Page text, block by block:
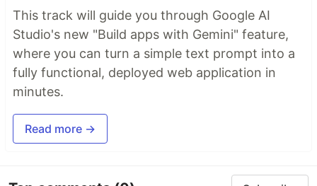
This track will guide you through Google AI
Studio's new "Build apps with Gemini" feature,
where you can turn a simple text prompt into a
fully functional, deployed web application in
minutes.
Read more →